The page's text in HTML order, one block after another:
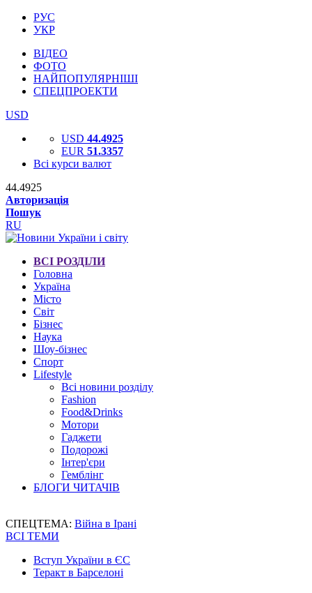
РУС
УКР
ВІДЕО
ФОТО
НАЙПОПУЛЯРНІШІ
СПЕЦПРОЕКТИ
USD
USD 44.4925
EUR 51.3357
Всі курси валют
44.4925
Авторизація
Пошук
RU
ВСІ РОЗДІЛИ
Головна
Україна
Місто
Світ
Бізнес
Наука
Шоу-бізнес
Спорт
Lifestyle
Всі новини розділу
Fashion
Food&Drinks
Мотори
Гаджети
Подорожі
Інтер'єри
Гемблінг
БЛОГИ ЧИТАЧІВ
СПЕЦТЕМА: Війна в Ірані
ВСІ ТЕМИ
Вступ України в ЄС
Теракт в Барселоні